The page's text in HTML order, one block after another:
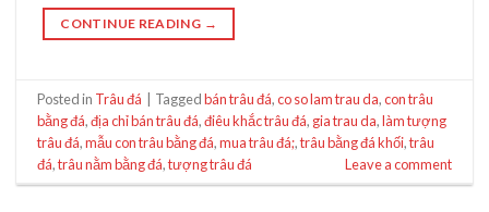
CONTINUE READING →
Posted in Trâu đá Taggedbán trâu đá,co so lam trau da,con trâu
bằng đá,địa chỉ bán trâu đá,điêu khắc trâu đá, gia trau da,làm tượng
trâu đá,mẫu con trâu bằng đá,mua trâu đá;,trâu bằng đá khối,trâu
đá,trâu nằm bằng đá,tượng trâu đá Leave a comment